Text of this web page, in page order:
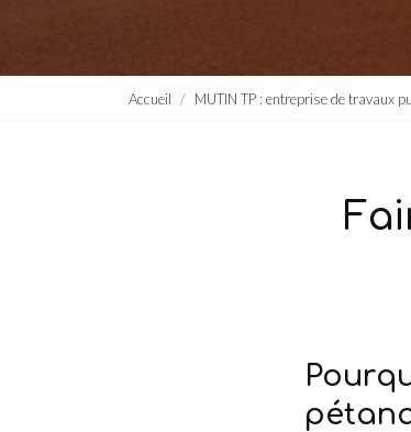
Accueil MUTIN TP : entreprise de travaux